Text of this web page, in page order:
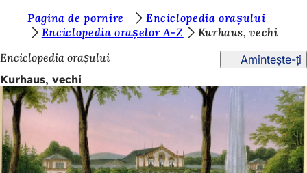
Salt la conținut
n
t
e
ț
i
Pagina de pornire
Enciclopedia orașului
Enciclopedia orașelor A-Z
Kurhaus, vechi
Enciclopedia orașului
Amintește-ți
Kurhaus, vechi